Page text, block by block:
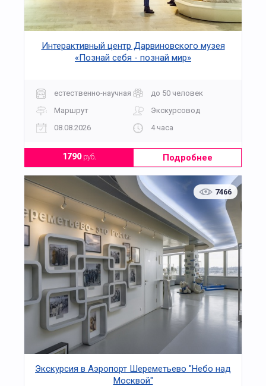
Интерактивный центр Дарвиновского музея
«Познай себя - познай мир»
естественно-научная
до 50 человек
Маршрут
Экскурсовод
08.08.2026
4 часа
1790руб. Подробнее
7466
Экскурсия в Аэропорт Шереметьево "Небо над
Москвой"